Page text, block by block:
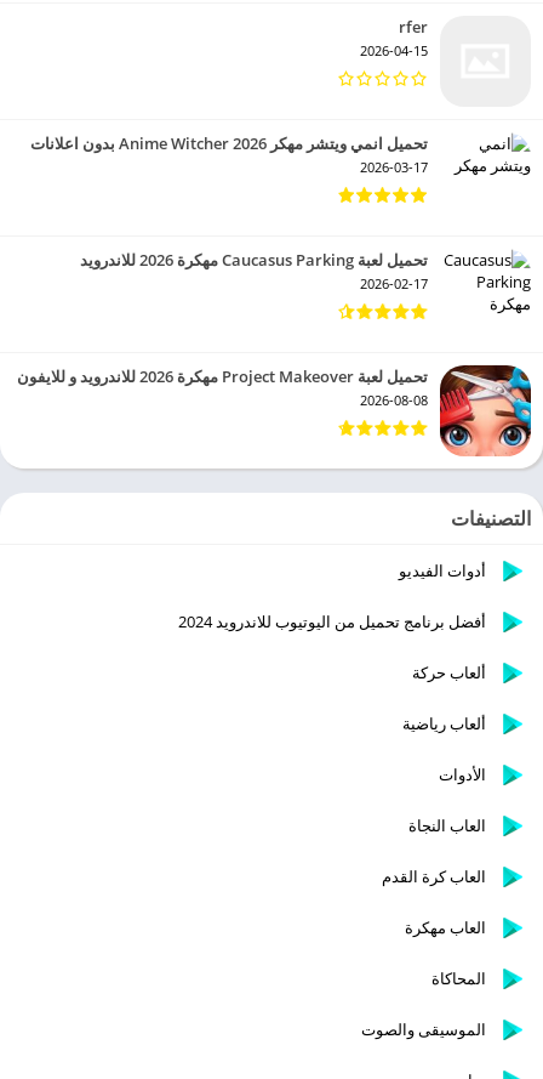
rfer
2026-04-15
تحميل انمي ويتشر مهكر 2026 Anime Witcher بدون اعلانات
2026-03-17
تحميل لعبة Caucasus Parking مهكرة 2026 للاندرويد
2026-02-17
تحميل لعبة Project Makeover مهكرة 2026 للاندرويد و للايفون
2026-08-08
التصنيفات
أدوات الفيديو
أفضل برنامج تحميل من اليوتيوب للاندرويد 2024
ألعاب حركة
ألعاب رياضية
الأدوات
العاب النجاة
العاب كرة القدم
العاب مهكرة
المحاكاة
الموسيقى والصوت